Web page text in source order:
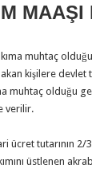
MAAŞI
muhtaç
kişilere
muhtaç olduğu
verilir.
ücret tutarının
üstlenen